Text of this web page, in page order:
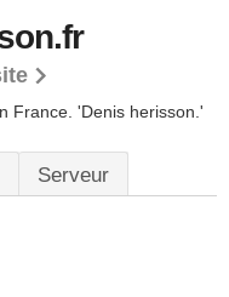
France. 'Denis herisson.'
Serveur